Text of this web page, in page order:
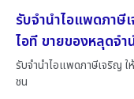
รับจำนำไอแพดภาษี
ไอที ขายของหลุดจ
รับจำนำไอแพดภาษีเจริญ ใ
ชน